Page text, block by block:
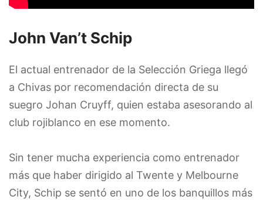
John Van’t Schip
El actual entrenador de la Selección Griega llegó
a Chivas por recomendación directa de su
suegro Johan Cruyff, quien estaba asesorando al
club rojiblanco en ese momento.
Sin tener mucha experiencia como entrenador
más que haber dirigido al Twente y Melbourne
City, Schip se sentó en uno de los banquillos más